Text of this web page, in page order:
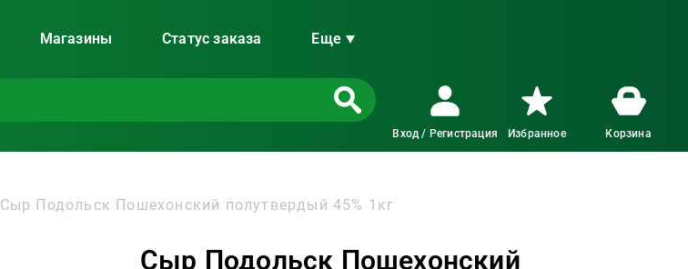
Магазины Статус заказа Еще
Вход / Регистрация Избранное Корзина
Сыр Подольск Пошехонский полутвердый 45% 1кг
Сыр Подольск Пошехонский